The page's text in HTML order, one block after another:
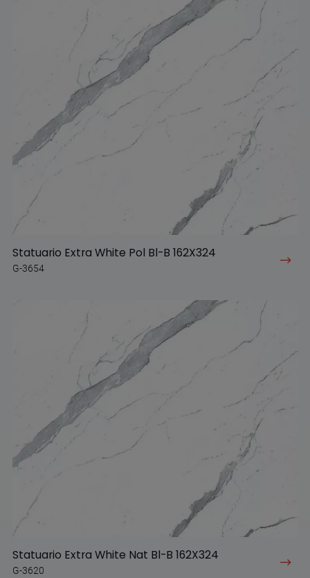
Statuario Extra White Pol Bl-B 162X324
G-3654
Statuario Extra White Nat Bl-B 162X324
G-3620